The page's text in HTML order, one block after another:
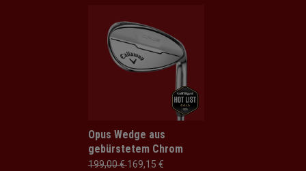
Opus Wedge aus
gebürstetem Chrom
199,00 €169,15 €